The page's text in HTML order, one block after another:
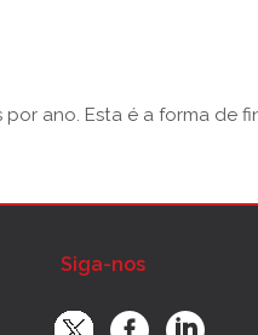
ano. Esta é a forma de
Siga-nos